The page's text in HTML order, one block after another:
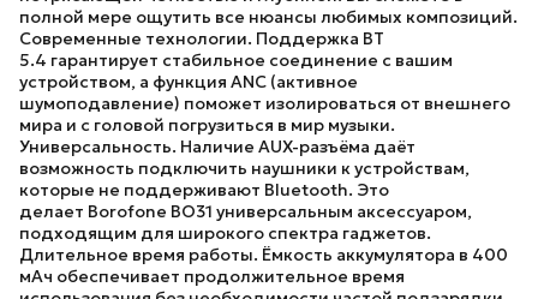
полной мере ощутить все нюансы любимых композиций.
Современные технологии. Поддержка BT
5.4 гарантирует стабильное соединение с вашим
устройством, а функция ANC (активное
шумоподавление) поможет изолироваться от внешнего
мира и с головой погрузиться в мир музыки.
Универсальность. Наличие AUX-разъёма даёт
возможность подключить наушники к устройствам,
которые не поддерживают Bluetooth. Это
делает Borofone BO31 универсальным аксессуаром,
подходящим для широкого спектра гаджетов.
Длительное время работы. Ёмкость аккумулятора в 400
мАч обеспечивает продолжительное время